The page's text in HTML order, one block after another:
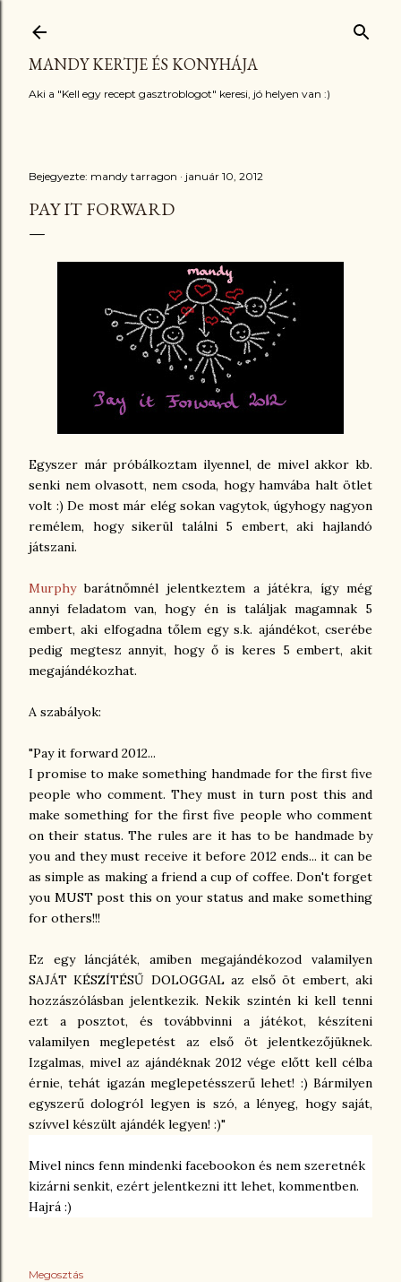
MANDY KERTJE ÉS KONYHÁJA
Aki a "Kell egy recept gasztroblogot" keresi, jó helyen van :)
Bejegyezte: mandy tarragon január 10, 2012
PAY IT FORWARD
Egyszer már próbálkoztam ilyennel, de mivel akkor kb.
senki nem olvasott, nem csoda, hogy hamvába halt ötlet
volt :) De most már elég sokan vagytok, úgyhogy nagyon
remélem, hogy sikerül találni 5 embert, aki hajlandó
játszani.
Murphybarátnőmnél jelentkeztem a játékra, így még
annyi feladatom van, hogy én is találjak magamnak 5
embert, aki elfogadna tőlem egy s.k. ajándékot, cserébe
pedig megtesz annyit, hogy ő is keres 5 embert, akit
megajándékozhat.
A szabályok:
"Pay it forward 2012...
I promise to make something handmade for the first five
people who comment. They must in turn post this and
make something for the first five people who comment
on their status. The rules are it has to be handmade by
you and they must receive it before 2012 ends... it can be
as simple as making a friend a cup of coffee. Don't forget
you MUST post this on your status and make something
for others!!!
Ez egy láncjáték, amiben megajándékozod valamilyen
SAJÁT KÉSZÍTÉSŰ DOLOGGAL az első öt embert, aki
hozzászólásban jelentkezik. Nekik szintén ki kell tenni
ezt a posztot, és továbbvinni a játékot, készíteni
valamilyen meglepetést az első öt jelentkezőjüknek.
Izgalmas, mivel az ajándéknak 2012 vége előtt kell célba
érnie, tehát igazán meglepetésszerű lehet! :) Bármilyen
egyszerű dologról legyen is szó, a lényeg, hogy saját,
szívvel készült ajándék legyen! :)"
Mivel nincs fenn mindenki facebookon és nem szeretnék
kizárni senkit, ezért jelentkezni itt lehet, kommentben.
Hajrá :)
Megosztás